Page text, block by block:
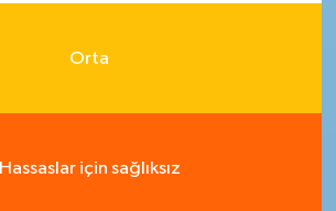
Orta
Hassaslar için sağlıksız